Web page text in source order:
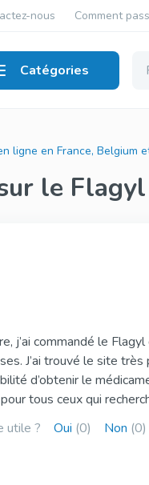
nous Comment
Catégories
Amoxicilline
ligne en France, Belgium
le
j’ai commandé le
J’ai trouvé le site
d’obtenir le
tous ceux qui
utile ?
Oui (0) Non (0)